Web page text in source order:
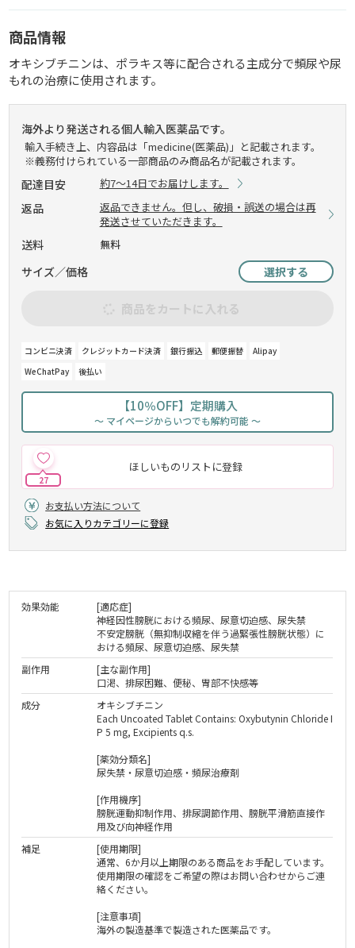
商品情報
オキシブチニンは、ポラキス等に配合される主成分で頻尿や尿
もれの治療に使用されます。
海外より発送される個人輸入医薬品です。
輸入手続き上、内容品は「medicine(医薬品)」と記載されます。
※義務付けられている一部商品のみ商品名が記載されます。
配達目安 約7～14日でお届けします。
返品
返品できません。但し、破損・誤送の場合は再
発送させていただきます。
送料 無料
サイズ／価格 選択する
商品をカートに入れる
コンビニ決済 クレジットカード決済 銀行振込 郵便振替
Alipay
WeChatPay
後払い
【10％OFF】定期購入
～ マイページからいつでも解約可能 ～
ほしいものリストに登録
27
お支払い方法について
お気に入りカテゴリーに登録
効果効能
[適応症]
神経因性膀胱における頻尿、尿意切迫感、尿失禁
不安定膀胱（無抑制収縮を伴う過緊張性膀胱状態）に
おける頻尿、尿意切迫感、尿失禁
副作用
[主な副作用]
口渇、排尿困難、便秘、胃部不快感等
成分
オキシブチニン
Each Uncoated Tablet Contains: Oxybutynin Chloride I
P 5 mg, Excipients q.s.
[薬効分類名]
尿失禁・尿意切迫感・頻尿治療剤
[作用機序]
膀胱運動抑制作用、排尿調節作用、膀胱平滑筋直接作
用及び向神経作用
補足
[使用期限]
通常、6か月以上期限のある商品をお手配しています。
使用期限の確認をご希望の際はお問い合わせからご連
絡ください。
[注意事項]
海外の製造基準で製造された医薬品です。